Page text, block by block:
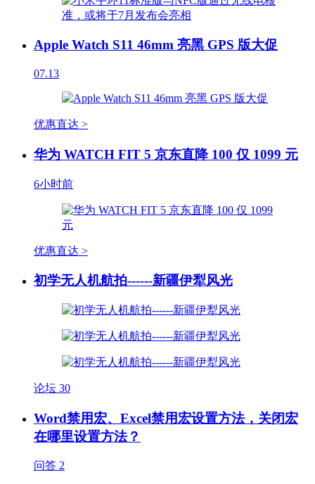
Apple Watch S11 46mm 亮黑 GPS 版大促
07.13
优惠直达 >
华为 WATCH FIT 5 京东直降 100 仅 1099 元
6小时前
优惠直达 >
初学无人机航拍------新疆伊犁风光
论坛 30
Word禁用宏、Excel禁用宏设置方法，关闭宏
在哪里设置方法？
问答 2